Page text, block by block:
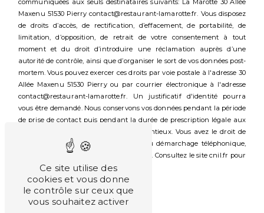
communiquées aux seuls destinataires suivants: La Marotte 30 Allée
Maxenu 51530 Pierry contact@restaurant-lamarotte.fr. Vous disposez
de droits d’accès, de rectification, d’effacement, de portabilité, de
limitation, d’opposition, de retrait de votre consentement à tout
moment et du droit d’introduire une réclamation auprès d’une
autorité de contrôle, ainsi que d’organiser le sort de vos données post-
mortem. Vous pouvez exercer ces droits par voie postale à l'adresse 30
Allée Maxenu 51530 Pierry ou par courrier électronique à l'adresse
contact@restaurant-lamarotte.fr. Un justificatif d'identité pourra
vous être demandé. Nous conservons vos données pendant la période
de prise de contact puis pendant la durée de prescription légale aux
fins probatoires et de gestion des contentieux. Vous avez le droit de
vous inscrire sur la liste d'opposition au démarchage téléphonique,
disponible à cette adresse:
. Consultez le site cnil.fr pour
plus d’informations sur vos droits.
Ce site utilise des
cookies et vous donne
le contrôle sur ceux que
vous souhaitez activer